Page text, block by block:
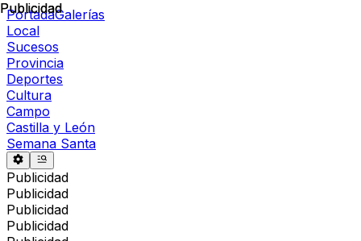
PortadaGalerías
Local
Sucesos
Provincia
Deportes
Cultura
Campo
Castilla y León
Semana Santa
Publicidad
Publicidad
Publicidad
Publicidad
Publicidad
Publicidad